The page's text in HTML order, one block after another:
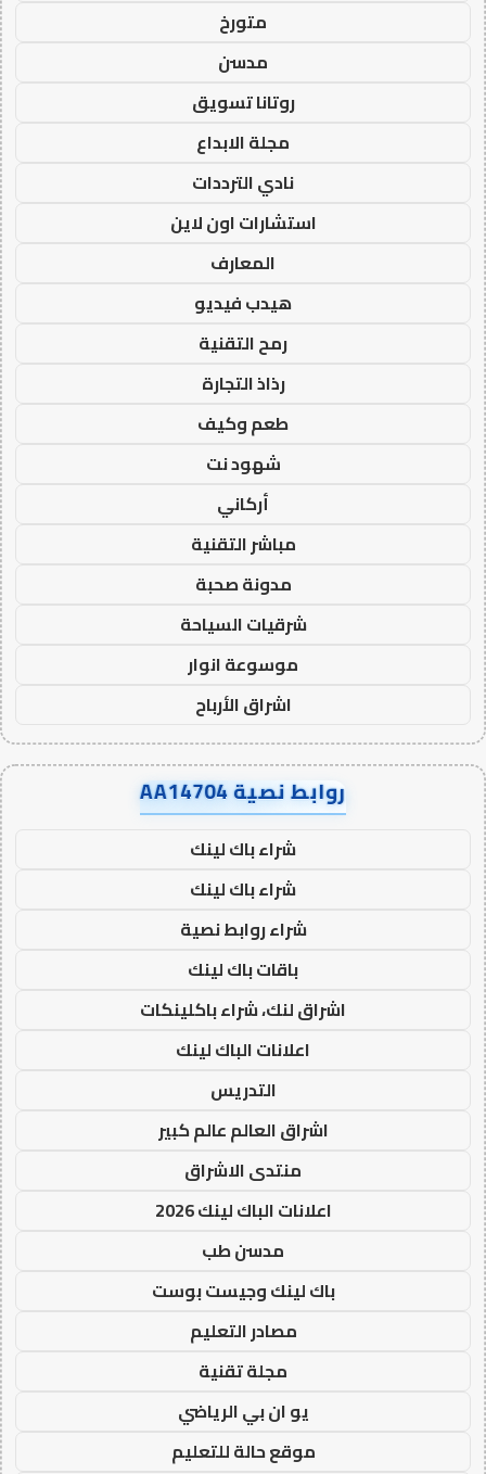
متورخ
مدسن
روتانا تسويق
مجلة الابداع
نادي الترددات
استشارات اون لاين
المعارف
هيدب فيديو
رمح التقنية
رذاذ التجارة
طعم وكيف
شهود نت
أركاني
مباشر التقنية
مدونة صحبة
شرقيات السياحة
موسوعة انوار
اشراق الأرباح
روابط نصية AA14704
شراء باك لينك
شراء باك لينك
شراء روابط نصية
باقات باك لينك
اشراق لنك، شراء باكلينكات
اعلانات الباك لينك
التدريس
اشراق العالم عالم كبير
منتدى الاشراق
اعلانات الباك لينك 2026
مدسن طب
باك لينك وجيست بوست
مصادر التعليم
مجلة تقنية
يو ان بي الرياضي
موقع حالة للتعليم